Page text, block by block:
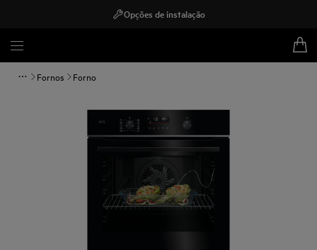
Opções de instalação
Fornos Forno